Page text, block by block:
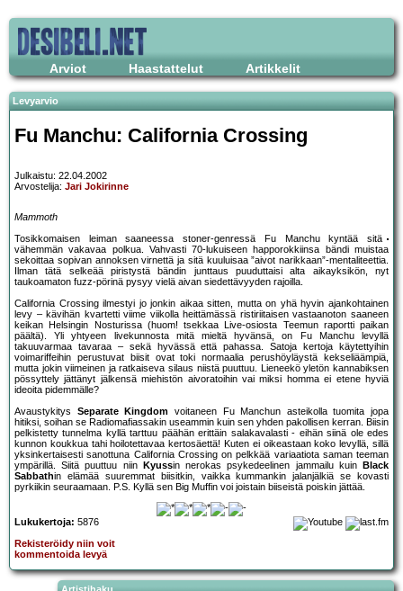
Arviot Haastattelut Artikkelit
Levyarvio
Fu Manchu: California Crossing
Julkaistu: 22.04.2002
Arvostelija: Jari Jokirinne
Mammoth
Tosikkomaisen leiman saaneessa stoner-genressä Fu Manchu kyntää sitä
vähemmän vakavaa polkua. Vahvasti 70-lukuiseen happorokkiinsa bändi muistaa
sekoittaa sopivan annoksen virnettä ja sitä kuuluisaa ”aivot narikkaan”-mentaliteettia.
Ilman tätä selkeää piristystä bändin junttaus puuduttaisi alta aikayksikön, nyt
taukoamaton fuzz-pörinä pysyy vielä aivan siedettävyyden rajoilla.
California Crossing ilmestyi jo jonkin aikaa sitten, mutta on yhä hyvin ajankohtainen
levy – kävihän kvartetti viime viikolla heittämässä ristiriitaisen vastaanoton saaneen
keikan Helsingin Nosturissa (huom! tsekkaa Live-osiosta Teemun raportti paikan
päältä). Yli yhtyeen livekunnosta mitä mieltä hyvänsä, on Fu Manchu levyllä
takuuvarmaa tavaraa – sekä hyvässä että pahassa. Satoja kertoja käytettyihin
voimariffeihin perustuvat biisit ovat toki normaalia perushöyläystä kekseliäämpiä,
mutta jokin viimeinen ja ratkaiseva silaus niistä puuttuu. Lieneekö yletön kannabiksen
pössyttely jättänyt jälkensä miehistön aivoratoihin vai miksi homma ei etene hyviä
ideoita pidemmälle?
Avaustykitys Separate Kingdom voitaneen Fu Manchun asteikolla tuomita jopa
hitiksi, soihan se Radiomafiassakin useammin kuin sen yhden pakollisen kerran. Biisin
pelkistetty tunnelma kyllä tarttuu päähän erittäin salakavalasti - eihän siinä ole edes
kunnon koukkua tahi hoilotettavaa kertosäettä! Kuten ei oikeastaan koko levyllä, sillä
yksinkertaisesti sanottuna California Crossing on pelkkää variaatiota saman teeman
ympärillä. Siitä puuttuu niin
Kyussin nerokas psykedeelinen jammailu kuin
Black
Sabbathin elämää suuremmat biisitkin, vaikka kummankin jalanjälkiä se kovasti
pyrkiikin seuraamaan. P.S. Kyllä sen Big Muffin voi joistain biiseistä poiskin jättää.
Lukukertoja: 5876
Rekisteröidy niin voit
kommentoida levyä